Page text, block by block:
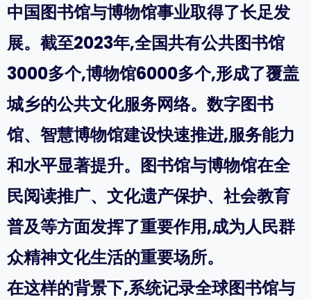
中国图书馆与博物馆事业取得了长足发
展。截至2023年,全国共有公共图书馆
3000多个,博物馆6000多个,形成了覆盖
城乡的公共文化服务网络。数字图书
馆、智慧博物馆建设快速推进,服务能力
和水平显著提升。图书馆与博物馆在全
民阅读推广、文化遗产保护、社会教育
普及等方面发挥了重要作用,成为人民群
众精神文化生活的重要场所。
在这样的背景下,系统记录全球图书馆与